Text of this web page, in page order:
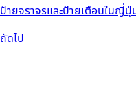
ป้ายจราจรและป้ายเตือนในญี่
ถัดไป